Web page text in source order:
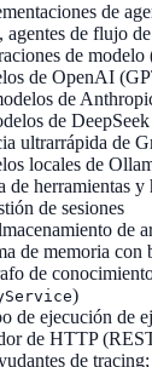
de
agentes de flujo
de
de OpenAI
de
de
ultrarrápida de
locales de
de herramientas
de sesiones
de
de memoria con
de
)
de ejecución de
de HTTP
de